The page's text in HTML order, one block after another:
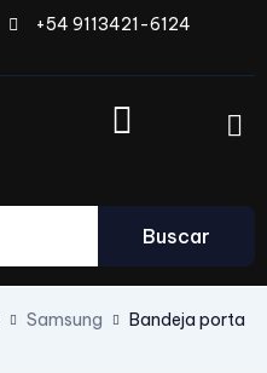
+54 9113421-6124
Buscar
Samsung
Bandeja porta